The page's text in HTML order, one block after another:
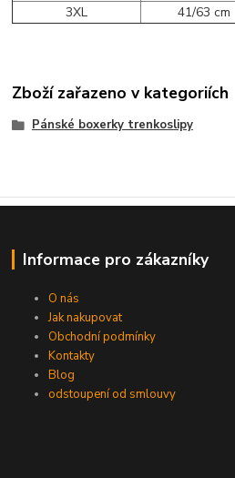
3XL
41/63 cm
Zboží zařazeno v kategoriích
Pánské boxerky trenkoslipy
Informace pro zákazníky
O nás
Jak nakupovat
Obchodní podmínky
Kontakty
Blog
odstoupení od smlouvy